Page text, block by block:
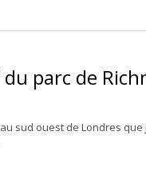
parc de
sud ouest de Londres